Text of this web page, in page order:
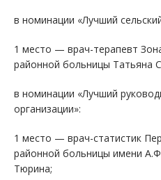
в номинации «Лучший
1 место — врач-терапевт
районной больницы Татьяна
в номинации «Лучший
организации»:
1 место — врач-статистик
районной больницы имени
Тюрина;